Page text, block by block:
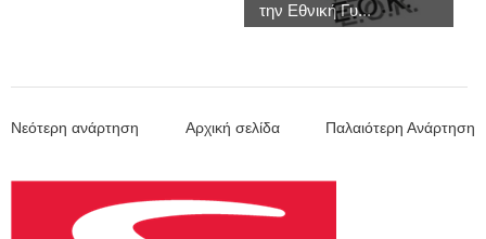
την Εθνική Γυ...
Νεότερη ανάρτηση Παλαιότερη Ανάρτηση
Αρχική σελίδα